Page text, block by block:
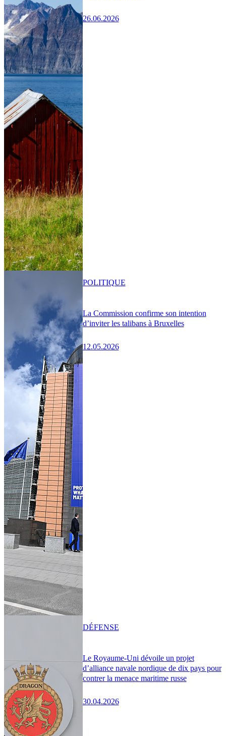
26.06.2026
La Commission confirme son intention
d’inviter les talibans à Bruxelles
12.05.2026
POLITIQUE
Le Royaume-Uni dévoile un projet
d’alliance navale nordique de dix pays pour
contrer la menace maritime russe
30.04.2026
DÉFENSE